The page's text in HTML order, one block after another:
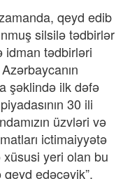
qeyd edib
silsilə tədbirlər
idman tədbirləri
şəklində ilk dəfə
30 ili
üzvləri və
ictimaiyyətə
yeri olan bu
edəcəyik”.